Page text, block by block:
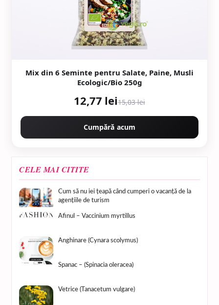
Mix din 6 Seminte pentru Salate, Paine, Musli
Ecologic/Bio 250g
12,77 lei15,03 lei
Cumpără acum
CELE MAI CITITE
Cum să nu iei țeapă când cumperi o vacanță de la
agențiile de turism
Afinul – Vaccinium myrtillus
Anghinare (Cynara scolymus)
Spanac – (Spinacia oleracea)
Vetrice (Tanacetum vulgare)